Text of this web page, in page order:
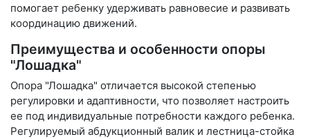
помогает ребенку удерживать равновесие и развивать
координацию движений.
Преимущества и особенности опоры
"Лошадка"
Опора "Лошадка" отличается высокой степенью
регулировки и адаптивности, что позволяет настроить
ее под индивидуальные потребности каждого ребенка.
Регулируемый абдукционный валик и лестница-стойка